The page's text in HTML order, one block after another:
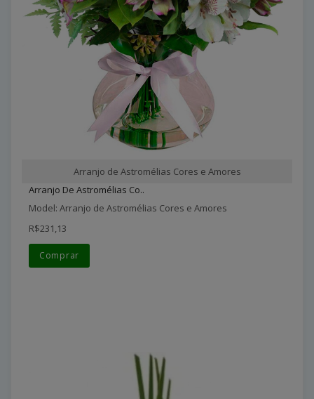
Arranjo de Astromélias Cores e Amores
Arranjo De Astromélias Co..
Model: Arranjo de Astromélias Cores e Amores
R$231,13
Comprar